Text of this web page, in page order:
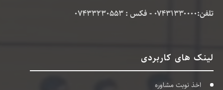
تلفن:۰۷۴۳۱۳۳۰۰۰۰ - فکس : 07433230553
لینک های کاربردی
اخذ نوبت مشاوره